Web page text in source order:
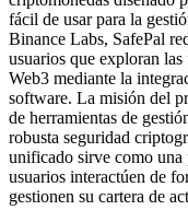
fácil de usar para la
Binance Labs, SafePal
usuarios que exploran
Web3 mediante la
software. La misión del
de herramientas de
robusta seguridad
unificado sirve como una
usuarios interactúen de
gestionen su cartera de